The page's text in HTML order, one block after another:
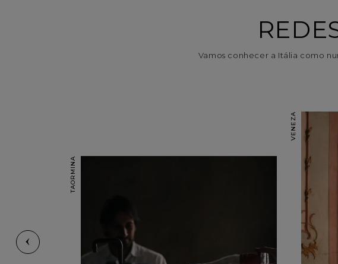
Vamos conhecer a Itália como
VENEZA
TAORMINA